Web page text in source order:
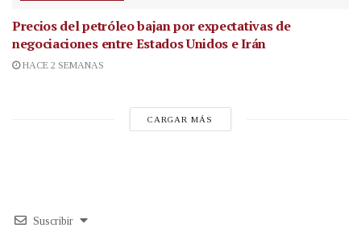
Precios del petróleo bajan por expectativas de
negociaciones entre Estados Unidos e Irán
HACE 2 SEMANAS
CARGAR MÁS
Suscribir